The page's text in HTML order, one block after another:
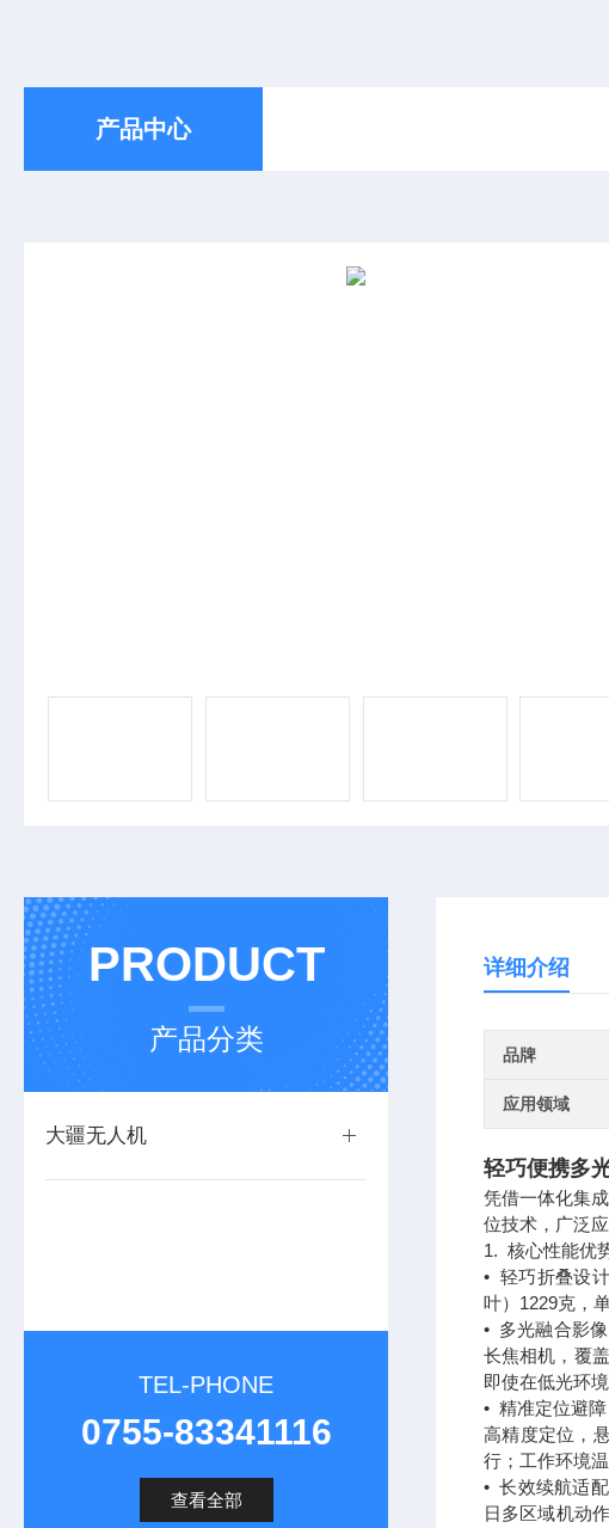
产品中心
PRODUCT
产品分类
大疆无人机
TEL-PHONE
0755-83341116
查看全部
详细介绍
品牌
应用领域
轻巧便携多
凭借一体化集
位技术，广泛
1. 核心性能优
• 轻巧折叠设
叶）1229克，
• 多光融合影
长焦相机，覆
即使在低光环
• 精准定位避
高精度定位，
行；工作环境
• 长效续航适
日多区域机动